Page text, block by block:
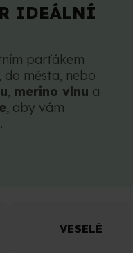
IDEÁLNÍ
parťákem
do města, nebo
, merino vlnu a
, aby vám
VESELÉ